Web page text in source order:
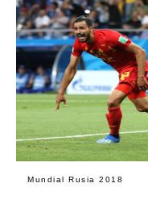
Mundial Rusia 2018